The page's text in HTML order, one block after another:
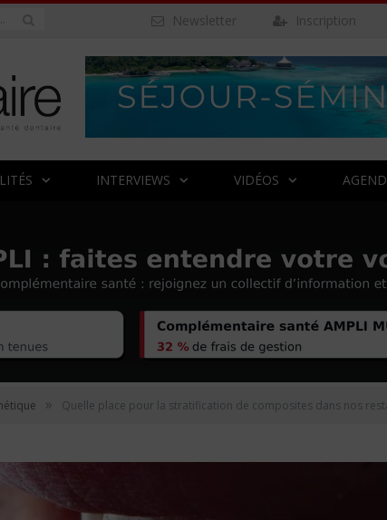
Inscription
Newsletter
INTERVIEWS VIDÉOS
» Quelle place pour la stratification de composites dans nos